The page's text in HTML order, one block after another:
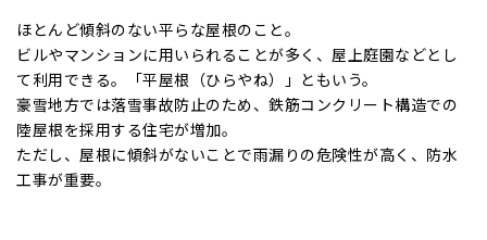
ほとんど傾斜のない平らな屋根のこと。
ビルやマンションに用いられることが多く、屋上庭園などとし
て利用できる。「平屋根（ひらやね）」ともいう。
豪雪地方では落雪事故防止のため、鉄筋コンクリート構造での
陸屋根を採用する住宅が増加。
ただし、屋根に傾斜がないことで雨漏りの危険性が高く、防水
工事が重要。